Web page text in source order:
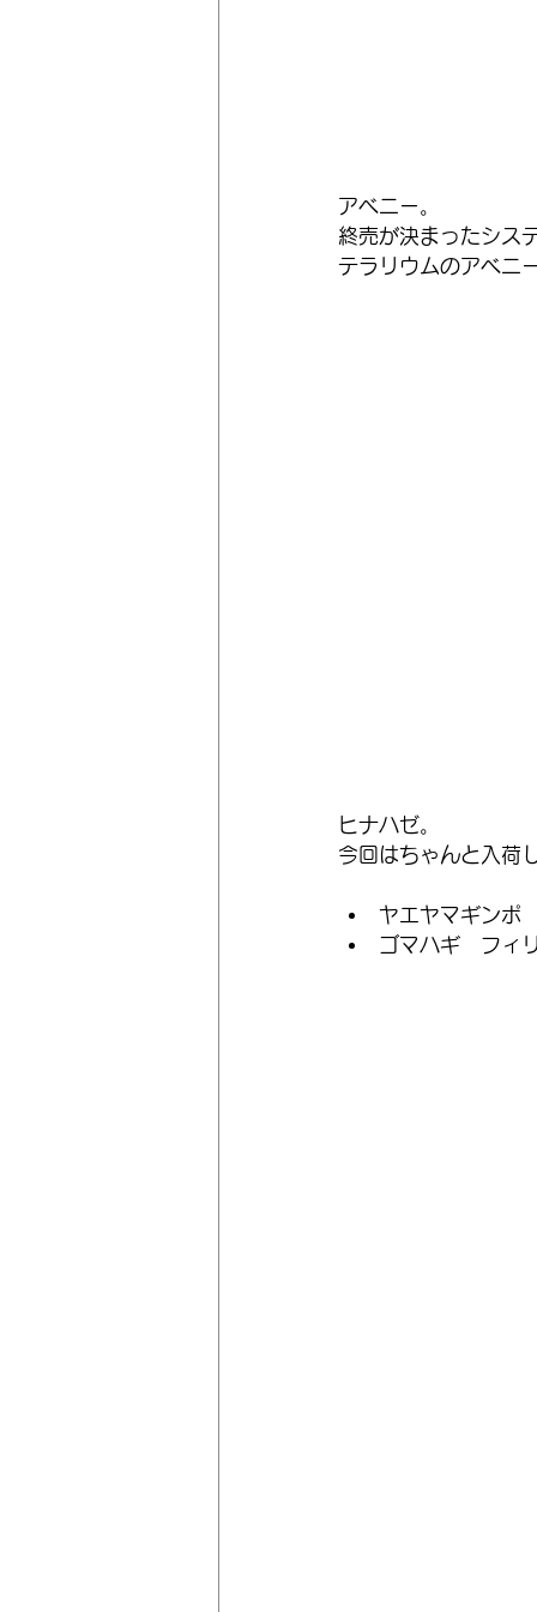
アベニー。
終売が決まったシス
テラリウムのアベニ
ヒナハゼ。
今回はちゃんと入荷
ヤエヤマギンポ
ゴマハギ　フィ